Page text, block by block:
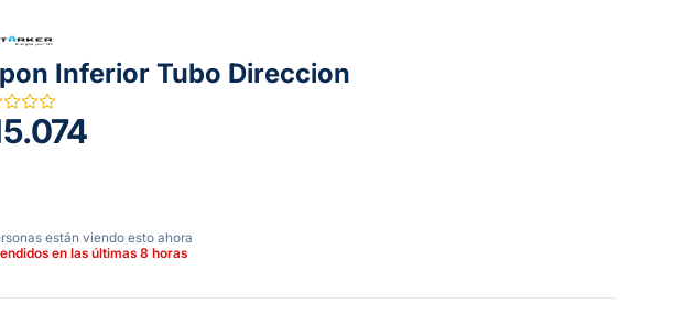
Inferior Tubo Direccion
están viendo esto ahora
en las últimas 8 horas